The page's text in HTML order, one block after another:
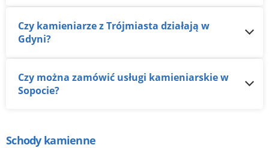
Czy kamieniarze z Trójmiasta działają w
Gdyni?
Czy można zamówić usługi kamieniarskie w
Sopocie?
Schody kamienne